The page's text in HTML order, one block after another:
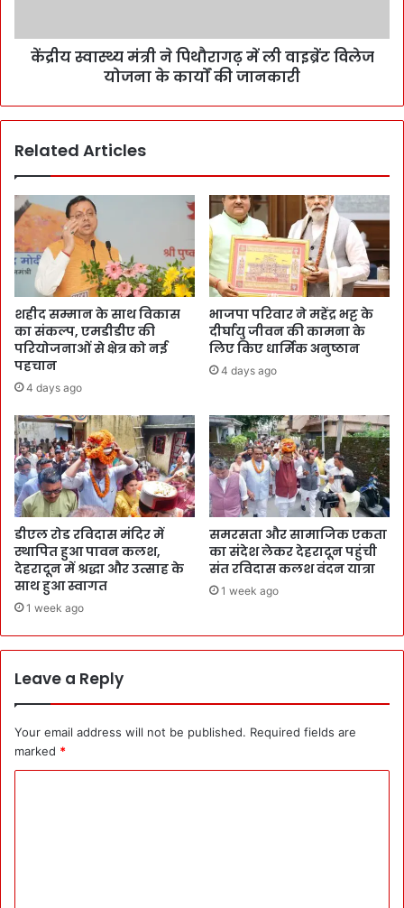
केंद्रीय स्वास्थ्य मंत्री ने पिथौरागढ़ में ली वाइब्रेंट विलेज
योजना के कार्यों की जानकारी
Related Articles
शहीद सम्मान के साथ विकास
का संकल्प, एमडीडीए की
परियोजनाओं से क्षेत्र को नई
पहचान
4 days ago
भाजपा परिवार ने महेंद्र भट्ट के
दीर्घायु जीवन की कामना के
लिए किए धार्मिक अनुष्ठान
4 days ago
डीएल रोड रविदास मंदिर में
स्थापित हुआ पावन कलश,
देहरादून में श्रद्धा और उत्साह के
साथ हुआ स्वागत
1 week ago
समरसता और सामाजिक एकता
का संदेश लेकर देहरादून पहुंची
संत रविदास कलश वंदन यात्रा
1 week ago
Leave a Reply
Your email address will not be published. Required fields are
marked *